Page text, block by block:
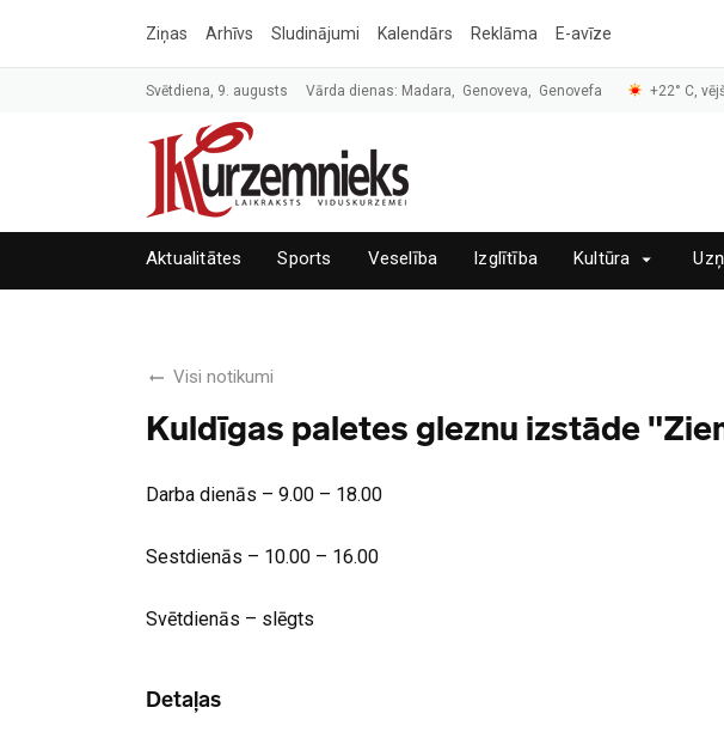
Ziņas Arhīvs Sludinājumi Kalendārs Reklāma E-avīze
Svētdiena, 9. augusts Vārda dienas: Madara, Genoveva, Genovefa +22° C,
Aktualitātes Sports Veselība Izglītība Kultūra
Visi notikumi
Kuldīgas paletes gleznu izstāde
Darba dienās – 9.00 – 18.00
Sestdienās – 10.00 – 16.00
Svētdienās – slēgts
Detaļas